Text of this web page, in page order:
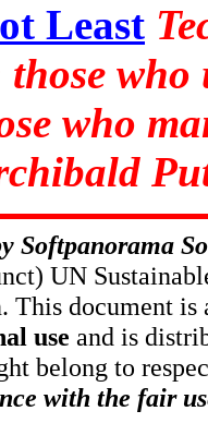
Least
those
who
Softpanorama
UN
This document
use and is
belong to
with the fair